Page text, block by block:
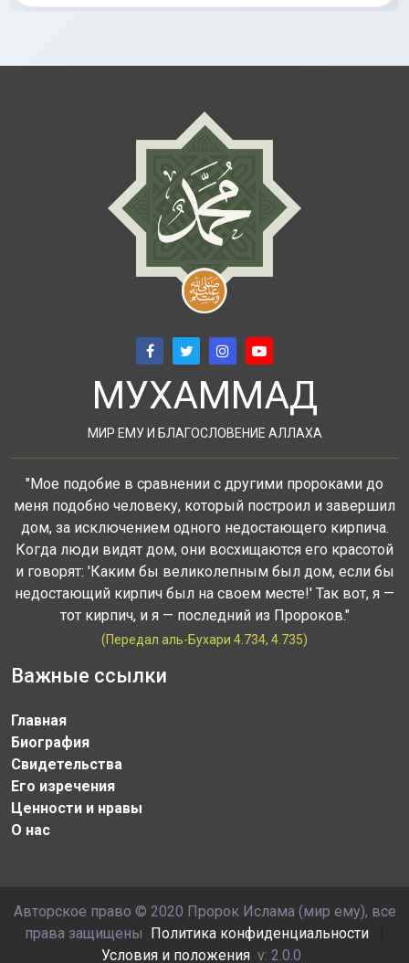
МУХАММАД
МИР ЕМУ И БЛАГОСЛОВЕНИЕ АЛЛАХА
"Мое подобие в сравнении с другими пророками до
меня подобно человеку, который построил и завершил
дом, за исключением одного недостающего кирпича.
Когда люди видят дом, они восхищаются его красотой
и говорят: 'Каким бы великолепным был дом, если бы
недостающий кирпич был на своем месте!' Так вот, я —
тот кирпич, и я — последний из Пророков."
(Передал аль-Бухари 4.734, 4.735)
Важные ссылки
Главная
Биография
Свидетельства
Его изречения
Ценности и нравы
О нас
Авторское право © 2020 Пророк Ислама (мир ему), все
права защищены
Политика конфиденциальности
Условия и положения v: 2.0.0